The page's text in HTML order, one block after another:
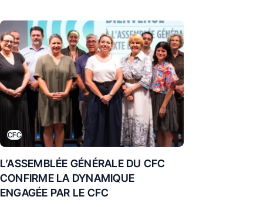
CFC
L’ASSEMBLÉE GÉNÉRALE DU CFC
CONFIRME LA DYNAMIQUE
ENGAGÉE PAR LE CFC